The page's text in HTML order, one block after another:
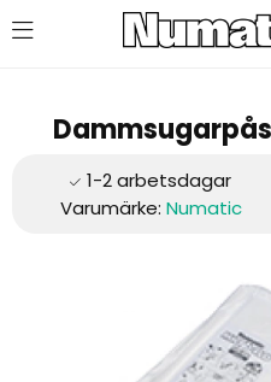
Varumärke: Numatic